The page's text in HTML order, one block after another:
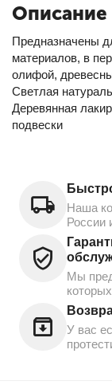
Описание
Предназначены
материалов, в
олифой,
Светлая
Деревянная
подвески
Наша
России
Мы
У вас